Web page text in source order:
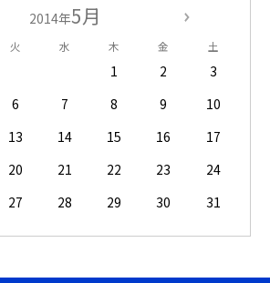
2014年5月
火 水 木 金 土
1 2
3
6 7 8 9
10
13 14 15 16
17
20 21 22 23
24
27 28 29 30 31